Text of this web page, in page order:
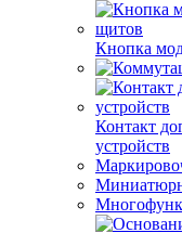
Кнопка
Контакт
устройств